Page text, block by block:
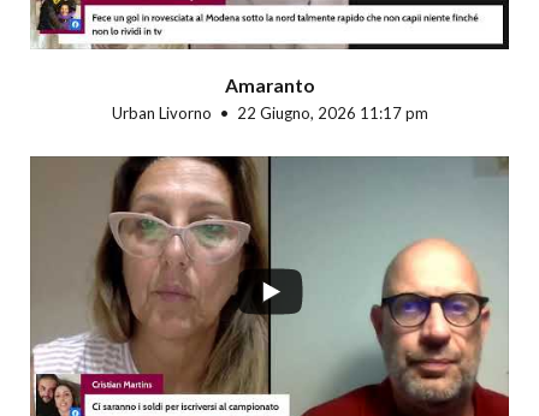
Amaranto
Urban Livorno 22 Giugno, 2026 11:17 pm